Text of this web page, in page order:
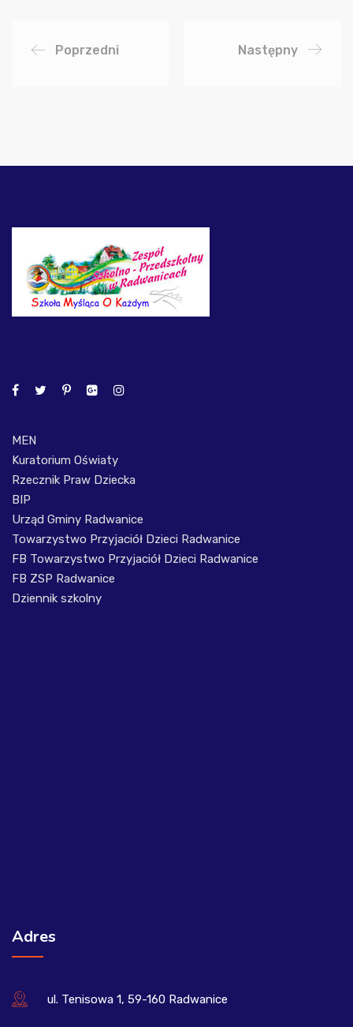
Poprzedni Następny
MEN
Kuratorium Oświaty
Rzecznik Praw Dziecka
BIP
Urząd Gminy Radwanice
Towarzystwo Przyjaciół Dzieci Radwanice
FB Towarzystwo Przyjaciół Dzieci Radwanice
FB ZSP Radwanice
Dziennik szkolny
Adres
ul. Tenisowa 1, 59-160 Radwanice